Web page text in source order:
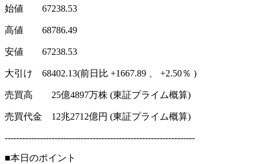
始値 67238.53
高値 68786.49
安値 67238.53
大引け 68402.13(前日比 +1667.89 、 +2.50％ )
売買高 25億4897万株 (東証プライム概算)
売買代金 12兆2712億円 (東証プライム概算)
-----------------------------------------------------------------
■本日のポイント